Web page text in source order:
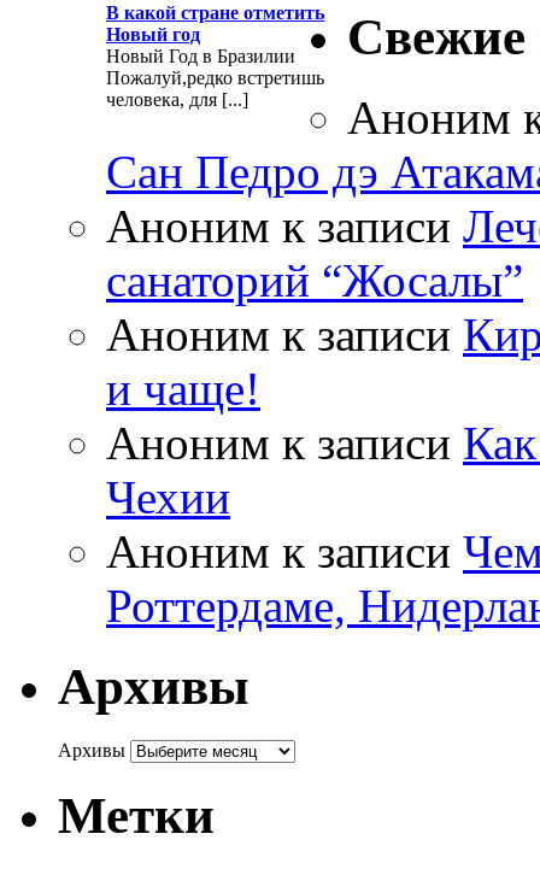
В какой стране отметить
Новый год
Новый Год в Бразилии
Пожалуй,редко встретишь
человека, для [...]
Свежие
Аноним
Сан Педро дэ
Аноним к записи
санаторий “Жосалы”
Аноним к записи
и чаще!
Аноним к записи
Чехии
Аноним к записи
Роттердаме,
Архивы
Архивы
Метки